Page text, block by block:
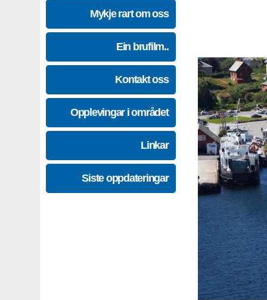
Mykje rart om oss
Ein brufilm..
Kontakt oss
Opplevingar i området
Linkar
Siste oppdateringar